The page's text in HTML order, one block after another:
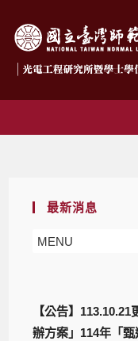
最新消息
MENU
【公告】
辦方案」114年「